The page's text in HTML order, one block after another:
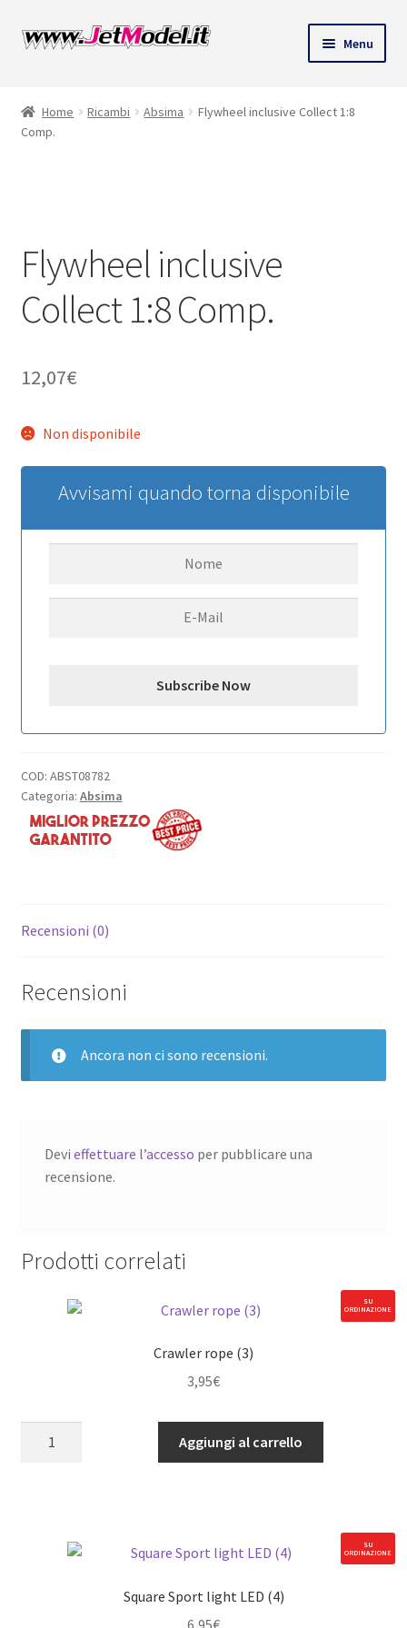
Vai
alla
Vai
Menu
Home Ricambi Absima
Flywheel inclusive Collect 1:8
Comp.
Flywheel inclusive
Collect 1:8 Comp.
12,07€
Non disponibile
Avvisami quando torna disponibile
COD: ABST08782
Categoria: Absima
Recensioni (0)
Recensioni
Ancora non ci sono recensioni.
Devi effettuare l’accesso per pubblicare una
recensione.
Prodotti correlati
SU
ORDINAZIONE
Crawler rope (3)
3,95€
Aggiungi al carrello
SU
ORDINAZIONE
Square Sport light LED (4)
6,95€